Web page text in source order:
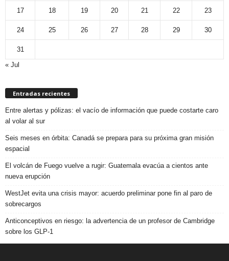
17 18 19 20 21 22 23
24 25 26 27 28 29 30
31
« Jul
Entradas recientes
Entre alertas y pólizas: el vacío de información que puede costarte caro
al volar al sur
Seis meses en órbita: Canadá se prepara para su próxima gran misión
espacial
El volcán de Fuego vuelve a rugir: Guatemala evacúa a cientos ante
nueva erupción
WestJet evita una crisis mayor: acuerdo preliminar pone fin al paro de
sobrecargos
Anticonceptivos en riesgo: la advertencia de un profesor de Cambridge
sobre los GLP-1